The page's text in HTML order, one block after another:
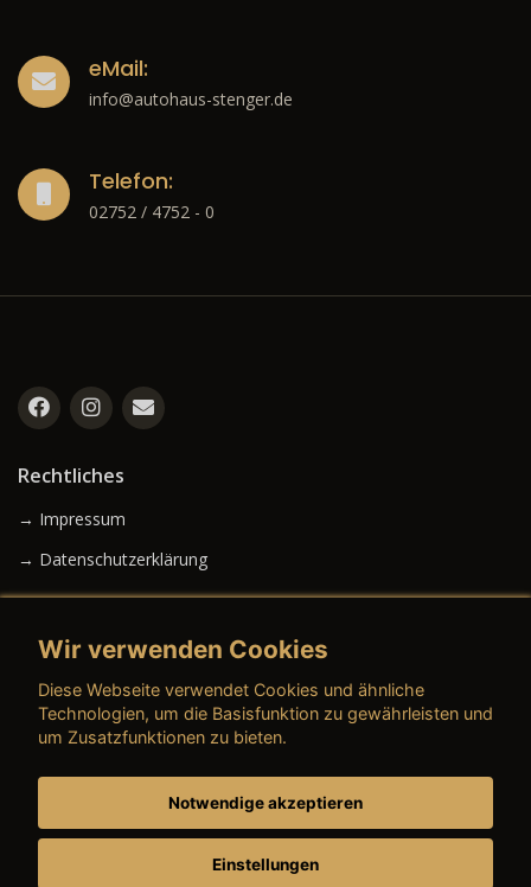
eMail:
info@autohaus-stenger.de
Telefon:
02752 / 4752 - 0
Rechtliches
→ Impressum
→ Datenschutzerklärung
→ AGB (Gebrauchtwagen)
→ AGB (Teile & Zubehör)
→ AGB (Dienstleistungen)
Wir verwenden Cookies
Diese Webseite verwendet Cookies und ähnliche
Technologien, um die Basisfunktion zu gewährleisten und
um Zusatzfunktionen zu bieten.
Notwendige akzeptieren
Einstellungen